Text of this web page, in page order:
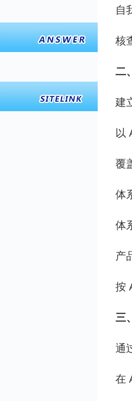
自
核
二
建
以
覆
体
体
产
按
三
通
在